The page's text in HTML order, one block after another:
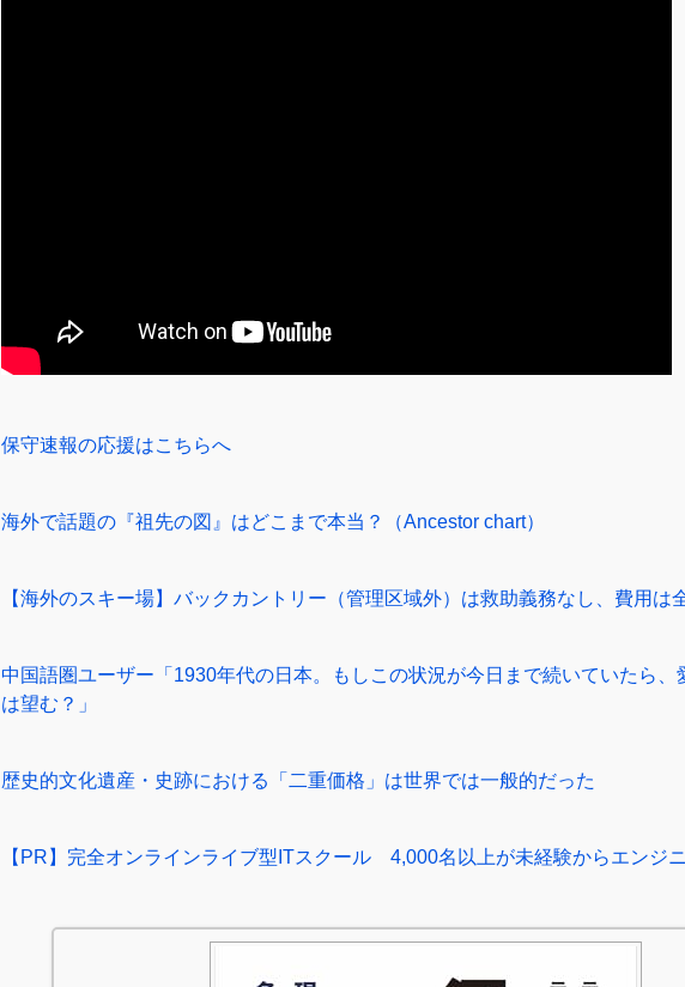
保守速報の応援はこちらへ
海外で話題の『祖先の図』はどこまで本当？（Ancestor chart）
【海外のスキー場】バックカントリー（管理区域外）は救助義務なし、費用は
中国語圏ユーザー「1930年代の日本。もしこの状況が今日まで続いていたら、
は望む？」
歴史的文化遺産・史跡における「二重価格」は世界では一般的だった
【PR】完全オンラインライブ型ITスクール 4,000名以上が未経験からエンジ